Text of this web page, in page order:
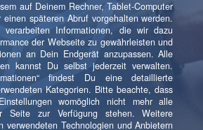
3.x geht das wohl nicht mehr -
besser so.
vor, wir bekommen einen neuen
namens OʼReilly. Der wird
INTO staff (person_id,